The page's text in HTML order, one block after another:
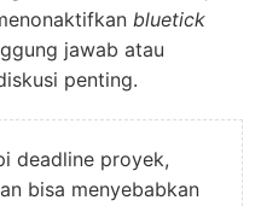
bluetick
jawab atau
penting.
deadline proyek,
bisa menyebabkan